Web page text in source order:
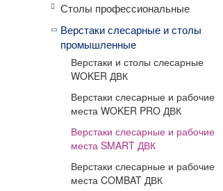
Столы профессиональные
Верстаки слесарные и столы
промышленные
Верстаки и столы слесарные
WOKER ДВК
Верстаки слесарные и рабочие
места WOKER PRO ДВК
Верстаки слесарные и рабочие
места SMART ДВК
Верстаки слесарные и рабочие
места COMBAT ДВК